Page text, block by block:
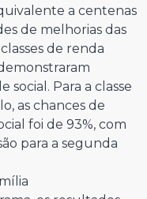
a centenas
de melhorias das
de renda
social. Para a classe
as chances de
foi de 93%, com
para a segunda